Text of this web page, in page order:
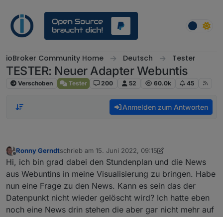
ioBroker Community Home Deutsch Tester
TESTER: Neuer Adapter Webuntis
Verschoben Tester 200 52 60.0k 45
Anmelden zum Antworten
Offline
Ronny Gerndtschrieb am 15. Juni 2022, 09:15
zuletzt editiert von Ronny Gerndt
Hi, ich bin grad dabei den Stundenplan und die News
aus Webuntins in meine Visualisierung zu bringen. Habe
nun eine Frage zu den News. Kann es sein das der
Datenpunkt nicht wieder gelöscht wird? Ich hatte eben
noch eine News drin stehen die aber gar nicht mehr auf